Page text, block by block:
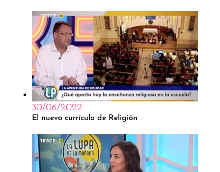
30/06/2022
El nuevo currículo de Religión